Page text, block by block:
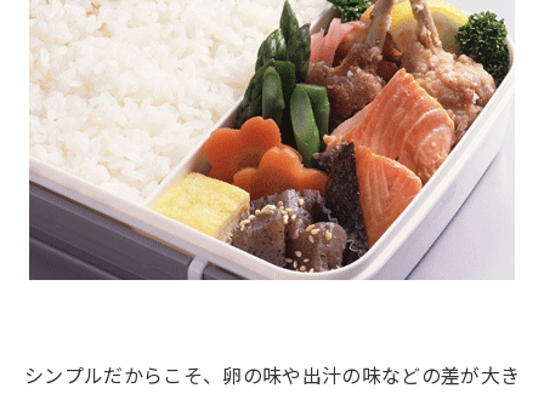
シンプルだからこそ、卵の味や出汁の味などの差が大き